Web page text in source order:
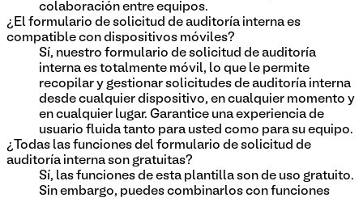
colaboración entre equipos.
¿El formulario de solicitud de auditoría interna es
compatible con dispositivos móviles?
Sí, nuestro formulario de solicitud de auditoría
interna es totalmente móvil, lo que le permite
recopilar y gestionar solicitudes de auditoría interna
desde cualquier dispositivo, en cualquier momento y
en cualquier lugar. Garantice una experiencia de
usuario fluida tanto para usted como para su equipo.
¿Todas las funciones del formulario de solicitud de
auditoría interna son gratuitas?
Sí, las funciones de esta plantilla son de uso gratuito.
Sin embargo, puedes combinarlos con funciones